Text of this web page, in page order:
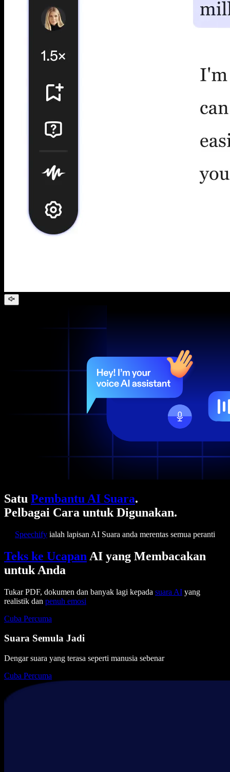
Satu Pembantu AI Suara.
Pelbagai Cara untuk Digunakan.
Speechify ialah lapisan AI Suara anda merentas semua peranti
Teks ke Ucapan AI yang Membacakan
untuk Anda
Tukar PDF, dokumen dan banyak lagi kepada suara AI yang
realistik dan penuh emosi
Cuba Percuma
Suara Semula Jadi
Dengar suara yang terasa seperti manusia sebenar
Cuba Percuma